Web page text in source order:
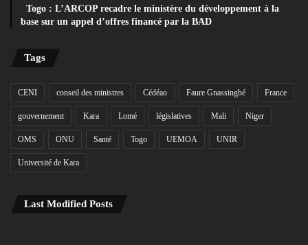
Togo : L’ARCOP recadre le ministère du développement à la
base sur un appel d’offres financé par la BAD
Tags
CENI conseil des ministres Cédéao Faure Gnassingbé France
gouvernement Kara Lomé législatives Mali Niger
OMS ONU Santé Togo UEMOA UNIR
Université de Kara
Last Modified Posts